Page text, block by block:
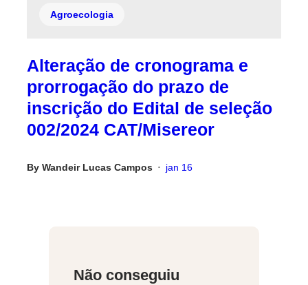
Agroecologia
Alteração de cronograma e
prorrogação do prazo de
inscrição do Edital de seleção
002/2024 CAT/Misereor
By Wandeir Lucas Campos • jan 16
Não conseguiu